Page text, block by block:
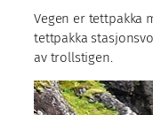
Vegen er tettpakka
tettpakka
av trollstigen.